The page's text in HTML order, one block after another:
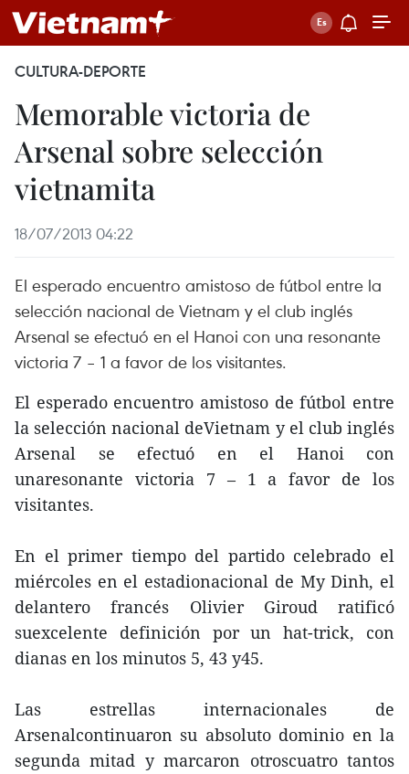
CULTURA-DEPORTE
Memorable victoria de
Arsenal sobre selección
vietnamita
18/07/2013 04:22
El esperado encuentro amistoso de fútbol entre la
selección nacional de Vietnam y el club inglés
Arsenal se efectuó en el Hanoi con una resonante
victoria 7 – 1 a favor de los visitantes.
El esperado encuentro amistoso de fútbol entre
la selección nacional deVietnam y el club inglés
Arsenal se efectuó en el Hanoi con
unaresonante victoria 7 – 1 a favor de los
visitantes.
En el primer tiempo del partido celebrado el
miércoles en el estadionacional de My Dinh, el
delantero francés Olivier Giroud ratificó
suexcelente definición por un hat-trick, con
dianas en los minutos 5, 43 y45.
Las estrellas internacionales de
Arsenalcontinuaron su absoluto dominio en la
segunda mitad y marcaron otroscuatro tantos